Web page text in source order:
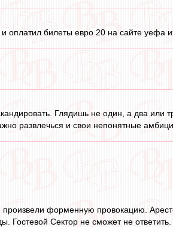
оплатил билеты евро 20 на сайте уефа
Глядишь не один, а два или
развлечься и свои непонятные
форменную провокацию.
Гостевой Сектор не сможет не ответить.